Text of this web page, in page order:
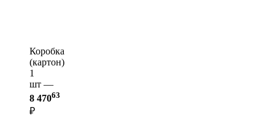
Коробка
(картон)
1
шт —
8 47063
₽